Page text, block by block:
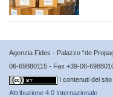
Agenzia Fides - Palazzo “de
06-69880115 - Fax +39-06-
I contenuti del
Attribuzione 4.0 Internazionale